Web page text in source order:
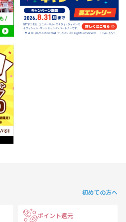
初めての方へ
ポイント還元